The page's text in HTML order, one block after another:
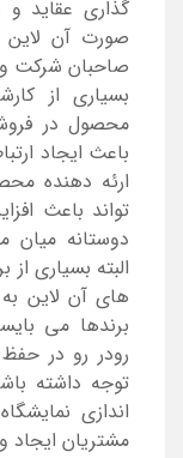
گذاری عقاید
صورت آن لاین
صاحبان شرکت و
بسیاری از
محصول در
باعث ایجاد
ارئه دهنده
تواند باعث
دوستانه میان
البته بسیاری
های آن لاین
برندها می
رودر رو در
توجه داشته
اندازی
مشتریان ایجاد